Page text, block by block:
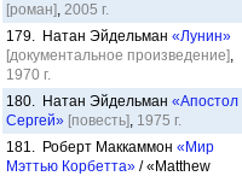
[роман], 2005 г.
179. Натан Эйдельман «Лунин»
[документальное произведение],
1970 г.
180. Натан Эйдельман «Апостол
Сергей» [повесть], 1975 г.
181. Роберт Маккаммон «Мир
Мэттью Корбетта» / «Matthew